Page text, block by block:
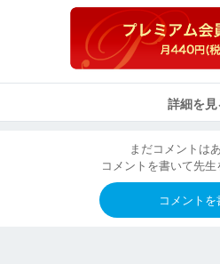
詳細を見
まだコメントは
コメントを書いて先生
コメントを